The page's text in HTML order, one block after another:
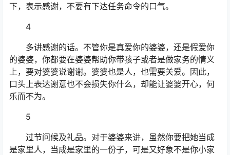
下，表示感谢，不要有下达任务命令的口气。
4
多讲感谢的话。不管你是真爱你的婆婆，还是假爱你
的婆婆，你都要在婆婆帮助你带孩子或者是做家务的情义
上，要对婆婆说谢谢。婆婆也是人，也需要关爱。因此，
口头上表达谢意也不会损失你什么，却能让婆婆开心，何
乐而不为。
5
过节问候及礼品。对于婆婆来讲，虽然你要把她当成
是家里人，当成是家里的一份子，可是又好象不是你小家